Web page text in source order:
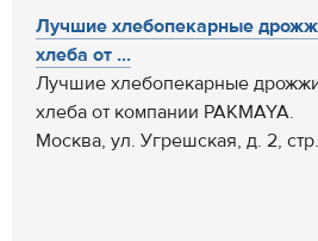
Лучшие хлебопекарные
хлеба от ...
Лучшие хлебопекарные
хлеба от компании PAKMAYA.
Москва, ул. Угрешская, д. 2,